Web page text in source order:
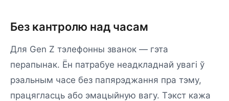
Без кантролю над часам
Для Gen Z тэлефонны званок — гэта
перапынак. Ён патрабуе неадкладнай увагі ў
рэальным часе без папярэджання пра тэму,
працягласць або эмацыйную вагу. Тэкст кажа